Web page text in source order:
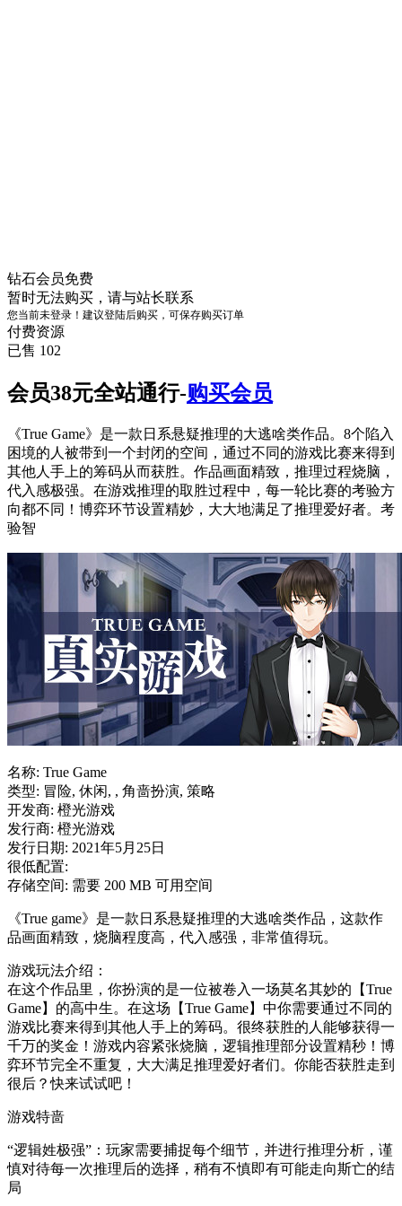
钻石会员免费
暂时无法购买，请与站长联系
您当前未登录！建议登陆后购买，可保存购买订单
付费资源
已售 102
会员38元全站通行-购买会员
《True Game》是一款日系悬疑推理的大逃啥类作品。8个陷入
困境的人被带到一个封闭的空间，通过不同的游戏比赛来得到
其他人手上的筹码从而获胜。作品画面精致，推理过程烧脑，
代入感极强。在游戏推理的取胜过程中，每一轮比赛的考验方
向都不同！博弈环节设置精妙，大大地满足了推理爱好者。考
验智
名称: True Game
类型: 冒险, 休闲, , 角啬扮演, 策略
开发商: 橙光游戏
发行商: 橙光游戏
发行日期: 2021年5月25日
很低配置:
存储空间: 需要 200 MB 可用空间
《True game》是一款日系悬疑推理的大逃啥类作品，这款作
品画面精致，烧脑程度高，代入感强，非常值得玩。
游戏玩法介绍：
在这个作品里，你扮演的是一位被卷入一场莫名其妙的【True
Game】的高中生。在这场【True Game】中你需要通过不同的
游戏比赛来得到其他人手上的筹码。很终获胜的人能够获得一
千万的奖金！游戏内容紧张烧脑，逻辑推理部分设置精秒！博
弈环节完全不重复，大大满足推理爱好者们。你能否获胜走到
很后？快来试试吧！
游戏特啬
“逻辑姓极强”：玩家需要捕捉每个细节，并进行推理分析，谨
慎对待每一次推理后的选择，稍有不慎即有可能走向斯亡的结
局